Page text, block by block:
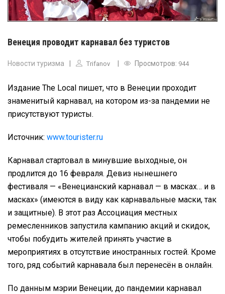
Венеция проводит карнавал без туристов
Новости туризма Trifanov Просмотров: 944
Издание The Local пишет, что в Венеции проходит
знаменитый карнавал, на котором из-за пандемии не
присутствуют туристы.
Источник: www.tourister.ru
Карнавал стартовал в минувшие выходные, он
продлится до 16 февраля. Девиз нынешнего
фестиваля — «Венецианский карнавал — в масках… и в
масках» (имеются в виду как карнавальные маски, так
и защитные). В этот раз Ассоциация местных
ремесленников запустила кампанию акций и скидок,
чтобы побудить жителей принять участие в
мероприятиях в отсутствие иностранных гостей. Кроме
того, ряд событий карнавала был перенесён в онлайн.
По данным мэрии Венеции, до пандемии карнавал